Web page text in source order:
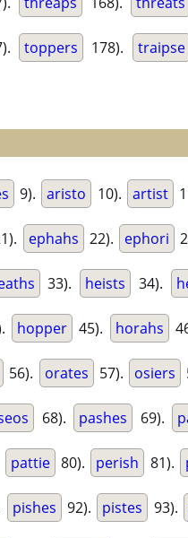
toppers 178). traipse
9). aristo 10). artist
ephahs 22). ephori
33). heists 34).
hopper 45). horahs
56). orates 57). osiers
68). pashes 69).
pattie 80). perish 81).
pishes 92). pistes 93).